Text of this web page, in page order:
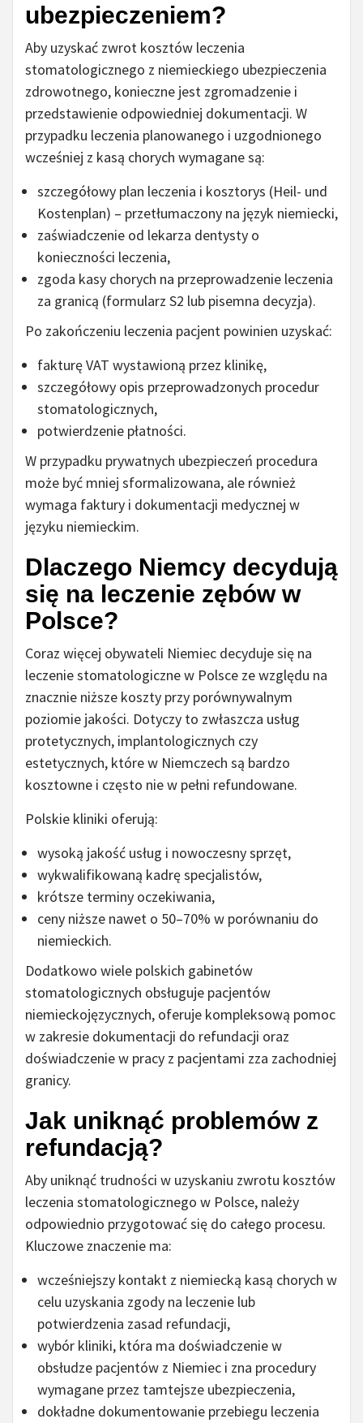
ubezpieczeniem?
Aby uzyskać zwrot kosztów leczenia
stomatologicznego z niemieckiego ubezpieczenia
zdrowotnego, konieczne jest zgromadzenie i
przedstawienie odpowiedniej dokumentacji. W
przypadku leczenia planowanego i uzgodnionego
wcześniej z kasą chorych wymagane są:
szczegółowy plan leczenia i kosztorys (Heil- und
Kostenplan) – przetłumaczony na język niemiecki,
zaświadczenie od lekarza dentysty o
konieczności leczenia,
zgoda kasy chorych na przeprowadzenie leczenia
za granicą (formularz S2 lub pisemna decyzja).
Po zakończeniu leczenia pacjent powinien uzyskać:
fakturę VAT wystawioną przez klinikę,
szczegółowy opis przeprowadzonych procedur
stomatologicznych,
potwierdzenie płatności.
W przypadku prywatnych ubezpieczeń procedura
może być mniej sformalizowana, ale również
wymaga faktury i dokumentacji medycznej w
języku niemieckim.
Dlaczego Niemcy decydują
się na leczenie zębów w
Polsce?
Coraz więcej obywateli Niemiec decyduje się na
leczenie stomatologiczne w Polsce ze względu na
znacznie niższe koszty przy porównywalnym
poziomie jakości. Dotyczy to zwłaszcza usług
protetycznych, implantologicznych czy
estetycznych, które w Niemczech są bardzo
kosztowne i często nie w pełni refundowane.
Polskie kliniki oferują:
wysoką jakość usług i nowoczesny sprzęt,
wykwalifikowaną kadrę specjalistów,
krótsze terminy oczekiwania,
ceny niższe nawet o 50–70% w porównaniu do
niemieckich.
Dodatkowo wiele polskich gabinetów
stomatologicznych obsługuje pacjentów
niemieckojęzycznych, oferuje kompleksową pomoc
w zakresie dokumentacji do refundacji oraz
doświadczenie w pracy z pacjentami zza zachodniej
granicy.
Jak uniknąć problemów z
refundacją?
Aby uniknąć trudności w uzyskaniu zwrotu kosztów
leczenia stomatologicznego w Polsce, należy
odpowiednio przygotować się do całego procesu.
Kluczowe znaczenie ma:
wcześniejszy kontakt z niemiecką kasą chorych w
celu uzyskania zgody na leczenie lub
potwierdzenia zasad refundacji,
wybór kliniki, która ma doświadczenie w
obsłudze pacjentów z Niemiec i zna procedury
wymagane przez tamtejsze ubezpieczenia,
dokładne dokumentowanie przebiegu leczenia